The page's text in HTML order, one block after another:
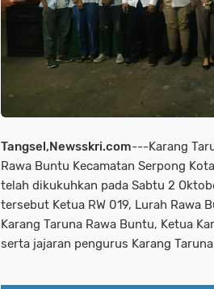
Tangsel,Newsskri.com---Karang
Rawa Buntu Kecamatan Serpong
telah dikukuhkan pada Sabtu 2
tersebut Ketua RW 019, Lurah Rawa
Karang Taruna Rawa Buntu, Ketua
serta jajaran pengurus Karang